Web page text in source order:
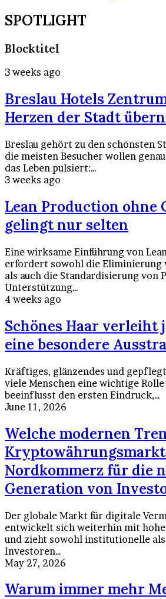
SPOTLIGHT
Blocktitel
3 weeks ago
Breslau Hotels
Herzen der Stadt
Breslau gehört zu den schönsten
die meisten Besucher wollen
das Leben pulsiert:…
3 weeks ago
Lean Production ohne
gelingt nur selten
Eine wirksame Einführung von
erfordert sowohl die Eliminierung
als auch die Standardisierung von
Unterstützung…
4 weeks ago
Schönes Haar verleiht
eine besondere
Kräftiges, glänzendes und
viele Menschen eine wichtige
beeinflusst den ersten Eindruck,…
June 11, 2026
Welche modernen
Nordkommerz für die
Generation von
Der globale Markt für digitale
entwickelt sich weiterhin mit
und zieht sowohl institutionelle
Investoren…
May 27, 2026
Warum immer mehr